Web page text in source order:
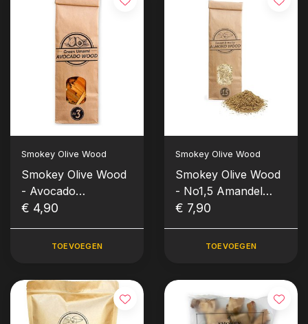
Smokey Olive Wood
Smokey Olive Wood
- Avocado
Rooksnippers 500ml
€ 4,90
TOEVOEGEN
Smokey Olive Wood
Smokey Olive Wood
- No1,5 Amandel
Rooksnippers (fijn)
€ 7,90
TOEVOEGEN